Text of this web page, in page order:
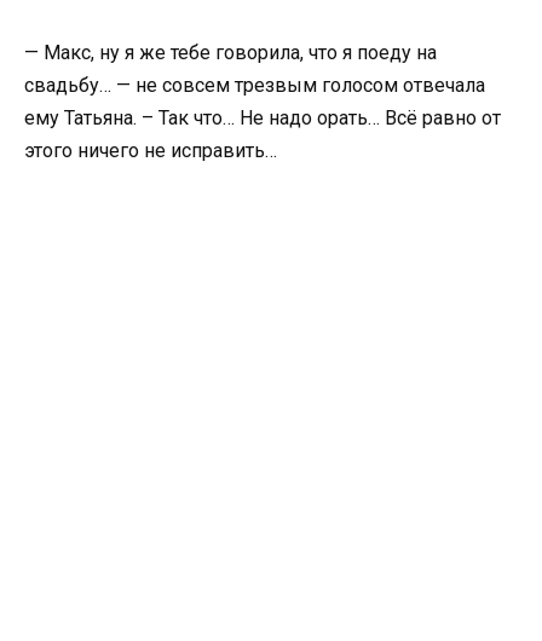
— Макс, ну я же тебе говорила, что я поеду на
свадьбу… — не совсем трезвым голосом отвечала
ему Татьяна. – Так что… Не надо орать… Всё равно от
этого ничего не исправить…